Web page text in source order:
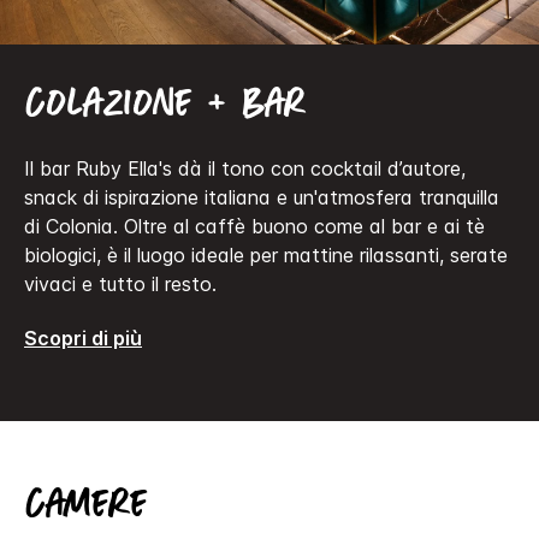
Colazione + bar
Il bar Ruby Ella's dà il tono con cocktail d’autore,
snack di ispirazione italiana e un'atmosfera tranquilla
di Colonia. Oltre al caffè buono come al bar e ai tè
biologici, è il luogo ideale per mattine rilassanti, serate
vivaci e tutto il resto.
Scopri di più
Camere